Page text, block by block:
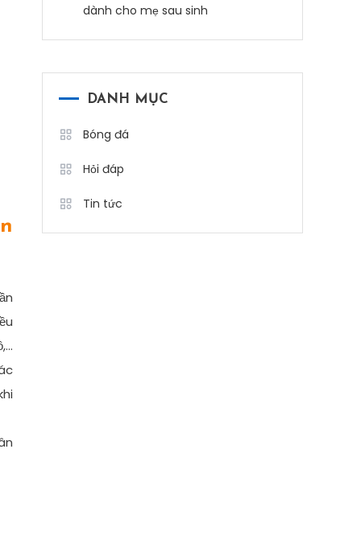
dành cho mẹ sau sinh
DANH MỤC
Bóng đá
Hỏi đáp
Tin tức